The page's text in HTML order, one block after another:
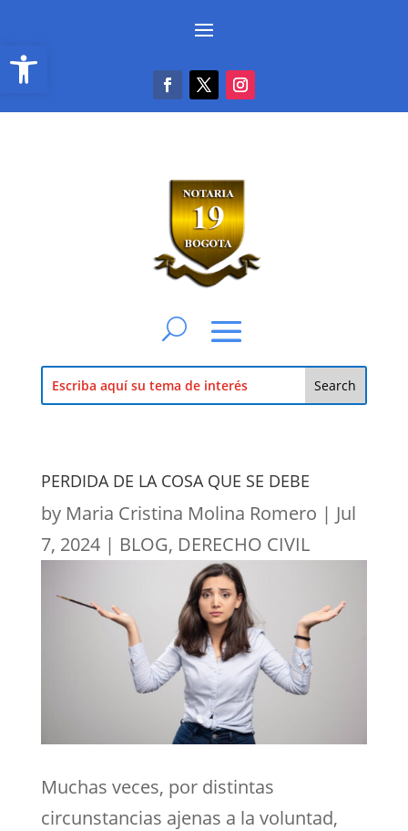
Abrir barra de herramientas
PERDIDA DE LA COSA QUE SE DEBE
by Maria Cristina Molina Romero | Jul
7, 2024| BLOG, DERECHO CIVIL
Muchas veces, por distintas
circunstancias ajenas a la voluntad,